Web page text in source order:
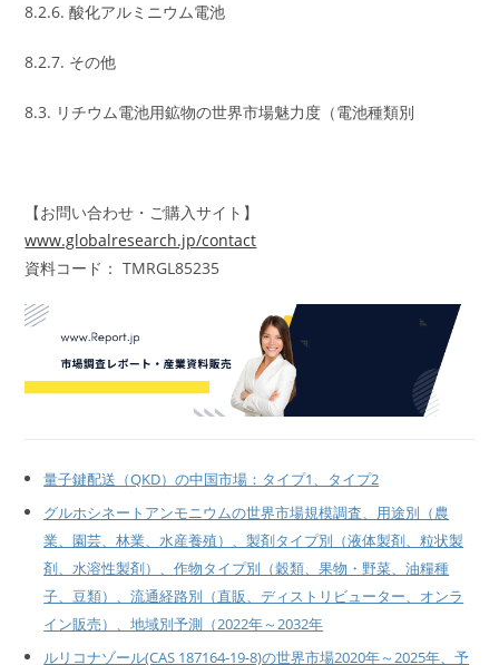
8.2.6. 酸化アルミニウム電池
8.2.7. その他
8.3. リチウム電池用鉱物の世界市場魅力度（電池種類別
【お問い合わせ・ご購入サイト】
www.globalresearch.jp/contact
資料コード： TMRGL85235
量子鍵配送（QKD）の中国市場：タイプ1、タイプ2
グルホシネートアンモニウムの世界市場規模調査、用途別（農
業、園芸、林業、水産養殖）、製剤タイプ別（液体製剤、粒状製
剤、水溶性製剤）、作物タイプ別（穀類、果物・野菜、油糧種
子、豆類）、流通経路別（直販、ディストリビューター、オンラ
イン販売）、地域別予測（2022年～2032年
ルリコナゾール(CAS 187164-19-8)の世界市場2020年～2025年、予